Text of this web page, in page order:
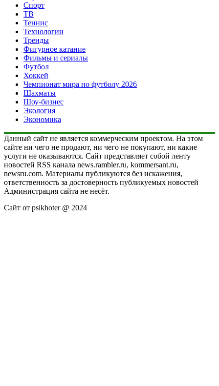
Спорт
ТВ
Теннис
Технологии
Тренды
Фигурное катание
Фильмы и сериалы
Футбол
Хоккей
Чемпионат мира по футболу 2026
Шахматы
Шоу-бизнес
Экология
Экономика
Данный сайт не является коммерческим проектом. На этом
сайте ни чего не продают, ни чего не покупают, ни какие
услуги не оказываются. Сайт представляет собой ленту
новостей RSS канала news.rambler.ru, kommersant.ru,
newsru.com. Материалы публикуются без искажения,
ответственность за достоверность публикуемых новостей
Администрация сайта не несёт.
Сайт от psikhoter @ 2024